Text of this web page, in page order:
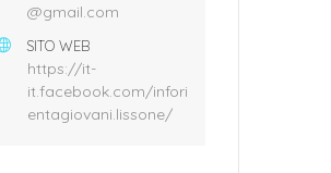
@gmail.com
SITO WEB
https://it-
it.facebook.com/infori
entagiovani.lissone/